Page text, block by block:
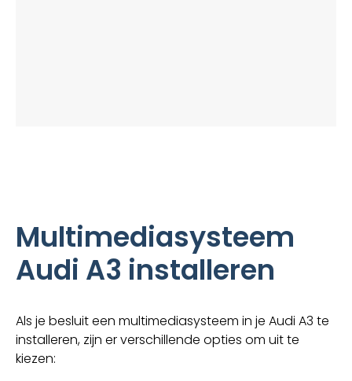
Multimediasysteem
Audi A3 installeren
Als je besluit een multimediasysteem in je Audi A3 te
installeren, zijn er verschillende opties om uit te
kiezen: